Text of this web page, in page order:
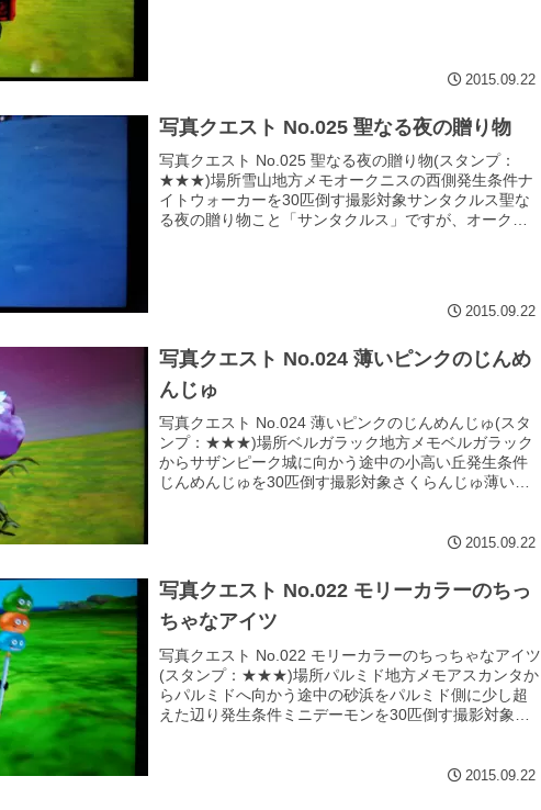
2015.09.22
写真クエスト No.025 聖なる夜の贈り物
写真クエスト No.025 聖なる夜の贈り物(スタンプ：
★★★)場所雪山地方メモオークニスの西側発生条件ナ
イトウォーカーを30匹倒す撮影対象サンタクルス聖な
る夜の贈り物こと「サンタクルス」ですが、オークニ
2015.09.22
写真クエスト No.024 薄いピンクのじんめ
んじゅ
写真クエスト No.024 薄いピンクのじんめんじゅ(スタ
ンプ：★★★)場所ベルガラック地方メモベルガラック
からサザンピーク城に向かう途中の小高い丘発生条件
じんめんじゅを30匹倒す撮影対象さくらんじゅ薄いピ
2015.09.22
写真クエスト No.022 モリーカラーのちっ
ちゃなアイツ
写真クエスト No.022 モリーカラーのちっちゃなアイツ
(スタンプ：★★★)場所パルミド地方メモアスカンタか
らパルミドへ向かう途中の砂浜をパルミド側に少し超
えた辺り発生条件ミニデーモンを30匹倒す撮影対象モ
2015.09.22